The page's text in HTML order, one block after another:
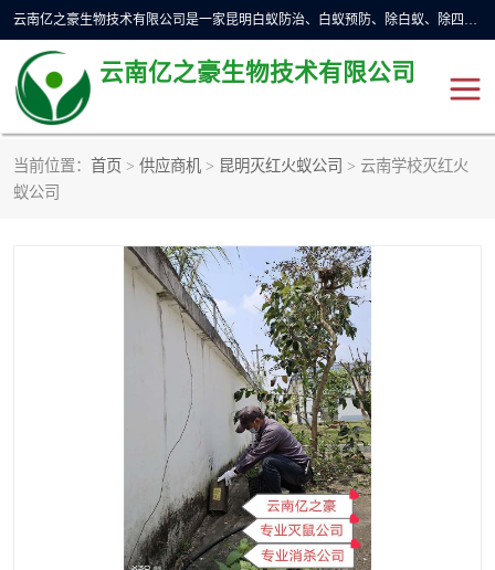
云南亿之豪生物技术有限公司是一家昆明白蚁防治、白蚁预防、除白蚁、除四害、灭蟑螂、消毒等业务的公司，公司致力于诚信经营、科技良好、讲究信誉、造福社会的理念，坚持走技术化、服务统一化,竭诚以优良的施工质量、主动的跟进服务、的管理经验，以诚信取于社会，立足于社会。
云南亿之豪生物技术有限公司
当前位置： 首页 > 供应商机 > 昆明灭红火蚁公司 > 云南学校灭红火
蚁公司
昆明灭鼠
昆明杀虫
昆明消杀公司
昆明灭红火蚁公司
昆明除虫除蚁